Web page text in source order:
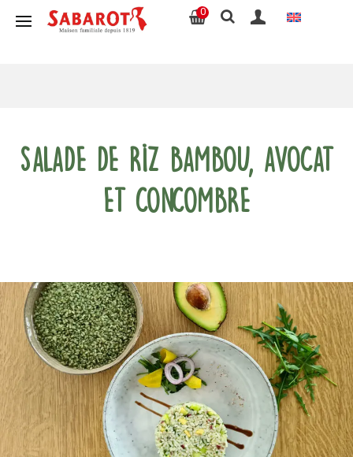
0
Salade de Riz Bambou, avocat
et concombre